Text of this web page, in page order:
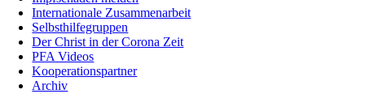
Internationale Zusammenarbeit
Selbsthilfegruppen
Der Christ in der Corona Zeit
PFA Videos
Kooperationspartner
Archiv